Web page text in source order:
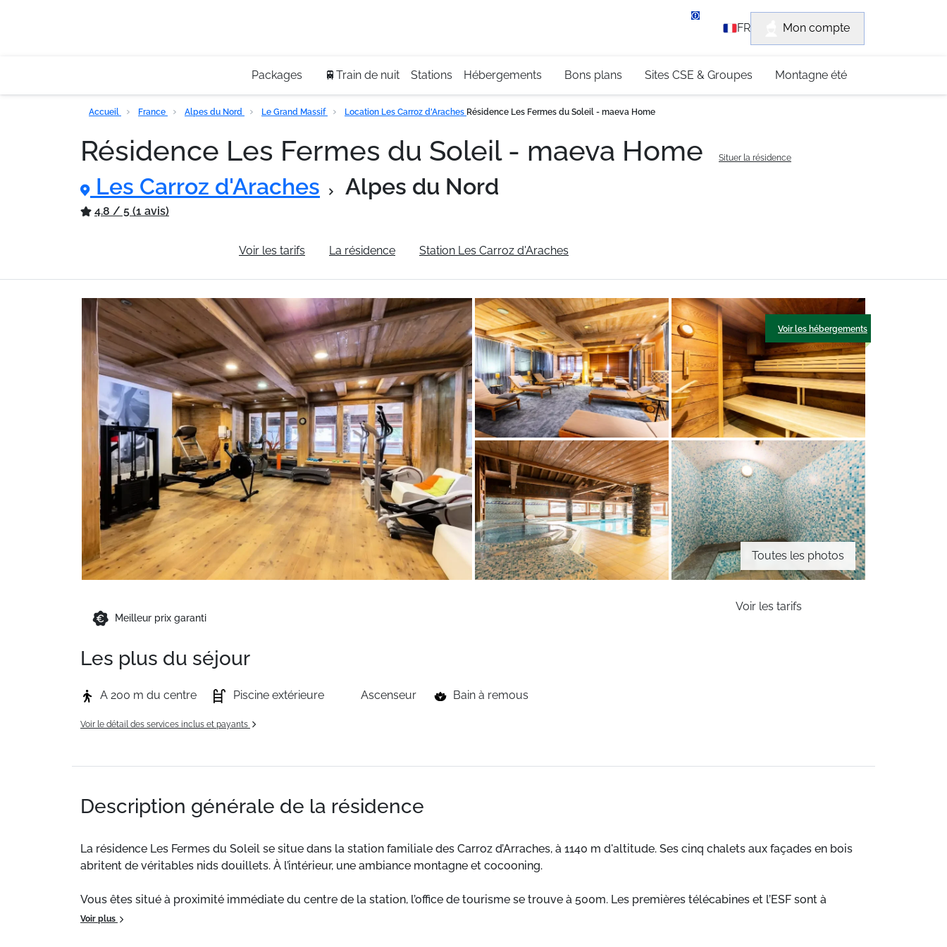
+33 (0)4 79 96 30 69
FR Mon compte
Packages 🚆Train de nuit Stations Hébergements Bons plans Sites CSE & Groupes Montagne été
Accueil France Alpes du Nord Le Grand Massif Location Les Carroz d'Araches Résidence Les Fermes du Soleil - maeva Home
Résidence Les Fermes du Soleil - maeva Home Situer la résidence
Les Carroz d'Araches Alpes du Nord
4.8 / 5 (1 avis)
Voir les tarifs La résidence Station Les Carroz d'Araches
Toutes les photos
Voir les hébergements
Meilleur prix garanti
Voir les tarifs
Les plus du séjour
A 200 m du centre Piscine extérieure Ascenseur Bain à remous
Voir le détail des services inclus et payants
Description générale de la résidence
La résidence Les Fermes du Soleil se situe dans la station familiale des Carroz d’Arraches, à 1140 m d'altitude. Ses cinq chalets aux façades en bois
abritent de véritables nids douillets. À l’intérieur, une ambiance montagne et cocooning.
Vous êtes situé à proximité immédiate du centre de la station, l’office de tourisme se trouve à 500m. Les premières télécabines et l’ESF sont à
environ 800m. Une navette gratuite vous y dépose (arrêt navette à environ 100m de la résidence).
Voir plus